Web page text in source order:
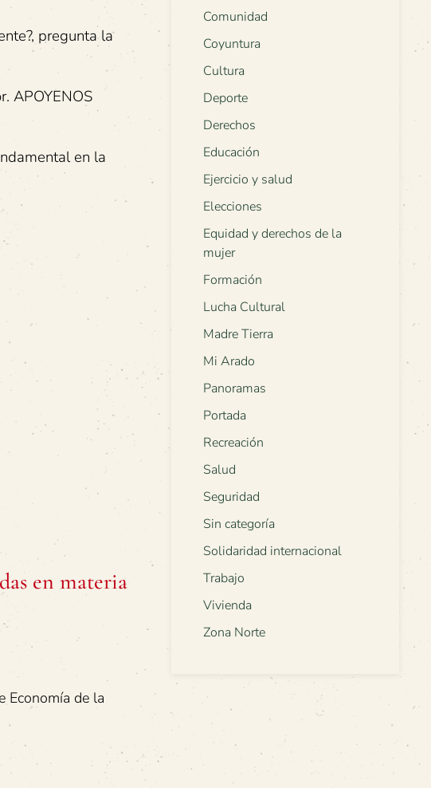
pregunta la
APOYENOS
en la
en materia
Economía de la
Comunidad
Coyuntura
Cultura
Deporte
Derechos
Educación
Ejercicio y salud
Elecciones
Equidad y derechos de la
mujer
Formación
Lucha Cultural
Madre Tierra
Mi Arado
Panoramas
Portada
Recreación
Salud
Seguridad
Sin categoría
Solidaridad internacional
Trabajo
Vivienda
Zona Norte